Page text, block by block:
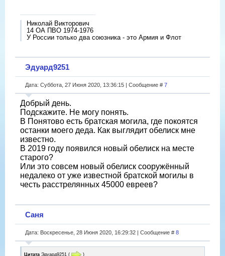
Николай Викторович
14 ОА ПВО 1974-1976
У России только два союзника - это Армия и Флот
Эдуард9251
Дата: Суббота, 27 Июня 2020, 13:36:15 | Сообщение # 7
Добрый день.
Подскажите. Не могу понять.
В Понятово есть братская могила, где покоятся
останки моего деда. Как выглядит обелиск мне
известно.
В 2019 году появился новый обелиск на месте
старого?
Или это совсем новый обелиск сооружённый
недалеко от уже известной братской могилы в
честь расстрелянных 45000 евреев?
Саня
Дата: Воскресенье, 28 Июня 2020, 16:29:32 | Сообщение # 8
Цитата Эдуард9251 ( )